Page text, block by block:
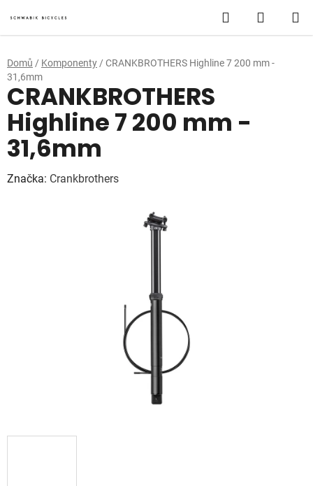
na
obsah
Hledat
KOŠÍK
Domů / Komponenty / CRANKBROTHERS Highline 7 200 mm -
31,6mm
CRANKBROTHERS
Highline 7 200 mm -
31,6mm
Značka: Crankbrothers